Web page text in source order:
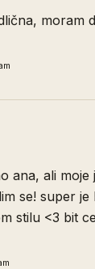
moram
ana, ali moje
se! super je
stilu <3 bit